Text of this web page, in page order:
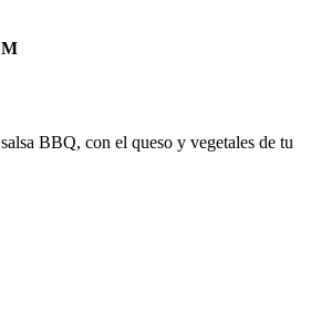
BBQ, con el queso y vegetales de tu